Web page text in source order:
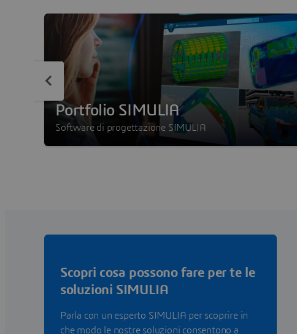
Portfolio SIMULIA
Software di progettazione SIMULIA
Scopri cosa possono fare per te le
soluzioni SIMULIA
Parla con un esperto SIMULIA per scoprire in
che modo le nostre soluzioni consentono a